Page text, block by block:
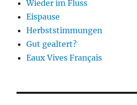
Wieder im Fluss
Eispause
Herbststimmungen
Gut gealtert?
Eaux Vives Français